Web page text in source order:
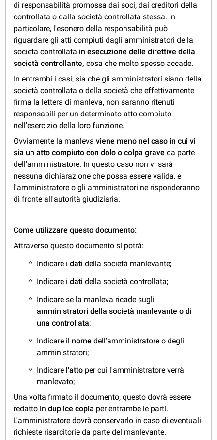
di responsabilità promossa dai soci, dai creditori della
controllata o dalla società controllata stessa. In
particolare, l'esonero della responsabilità può
riguardare gli atti compiuti dagli amministratori della
società controllata in esecuzione delle direttive della
società controllante, cosa che molto spesso accade.
In entrambi i casi, sia che gli amministratori siano della
società controllata o della società che effettivamente
firma la lettera di manleva, non saranno ritenuti
responsabili per un determinato atto compiuto
nell'esercizio della loro funzione.
Ovviamente la manlevaviene meno nel caso in cui vi
sia un atto compiuto con dolo o colpa grave da parte
dell'amministratore. In questo caso non vi sarà
nessuna dichiarazione che possa essere valida, e
l'amministratore o gli amministratori ne risponderanno
di fronte all'autorità giudiziaria.
Come utilizzare questo documento:
Attraverso questo documento si potrà:
Indicare idati della società manlevante;
Indicare i dati della società controllata;
Indicare se la manleva ricade sugli
amministratori della società manlevante o di
una controllata;
Indicare il nome dell'amministratore o degli
amministratori;
Indicare l'atto per cui l'amministratore verrà
manlevato;
Una volta firmato il documento, questo dovrà essere
redatto induplice copia per entrambe le parti.
L'amministratore dovrà conservarlo in caso di eventuali
richieste risarcitorie da parte del manlevante.